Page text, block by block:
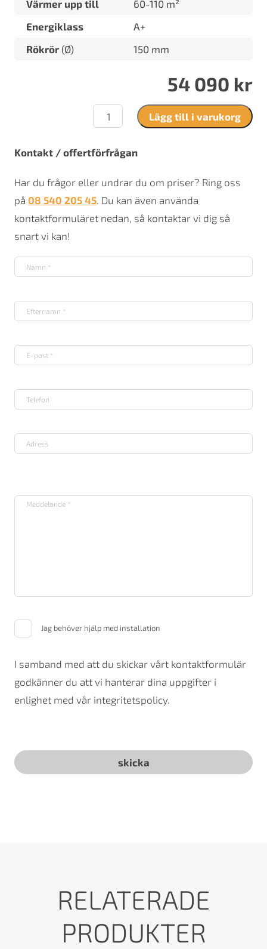
Värmer upp till
60-110 m²
Energiklass
A+
Rökrör (Ø) 150 mm
54 090 kr
Brunner
Iron
mängd
Lägg till i varukorg
Kontakt / offertförfrågan
Har du frågor eller undrar du om priser? Ring oss
på 08 540 205 45. Du kan även använda
kontaktformuläret nedan, så kontaktar vi dig så
snart vi kan!
Jag behöver hjälp med installation
I samband med att du skickar vårt kontaktformulär
godkänner du att vi hanterar dina uppgifter i
enlighet med vår integritetspolicy.
RELATERADE
PRODUKTER